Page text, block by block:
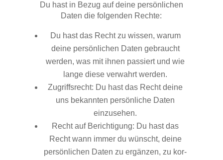
Du hast in Bezug auf dei­ne per­sön­li­chen
Daten die fol­gen­den Rechte:
Du hast das Recht zu wis­sen, war­um
dei­ne per­sön­li­chen Daten gebraucht
wer­den, was mit ihnen pas­siert und wie
lan­ge die­se ver­wahrt werden.
Zugriffs­recht: Du hast das Recht dei­ne
uns bekann­ten per­sön­li­che Daten
einzusehen.
Recht auf Berich­ti­gung: Du hast das
Recht wann immer du wünscht, dei­ne
per­sön­li­chen Daten zu ergän­zen, zu kor­